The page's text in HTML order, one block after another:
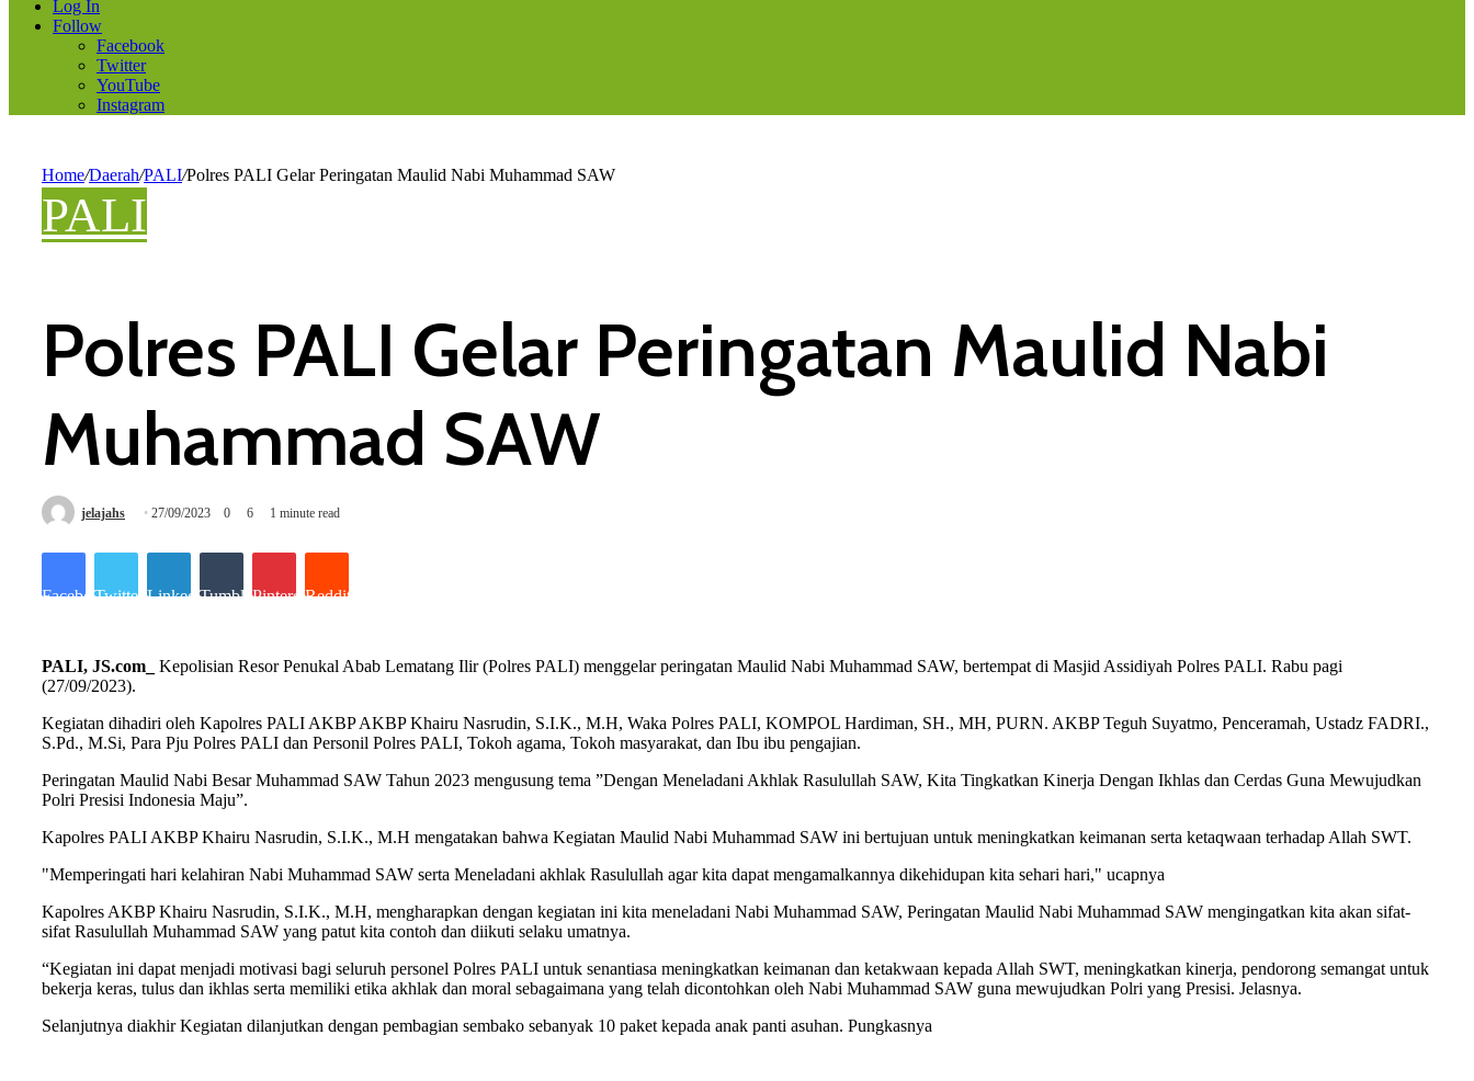
Log In
Follow
Facebook
Twitter
YouTube
Instagram
Home/Daerah/PALI/Polres PALI Gelar Peringatan Maulid Nabi Muhammad SAW
PALI
Polres PALI Gelar Peringatan Maulid Nabi
Muhammad SAW
jelajahs 27/09/2023 0 6 1 minute read
FacebookTwitter LinkedInTumblr PinterestReddit
PALI, JS.com_
Kepolisian Resor Penukal Abab Lematang Ilir (Polres PALI) menggelar peringatan Maulid Nabi Muhammad SAW, bertempat di Masjid Assidiyah Polres PALI. Rabu pagi
(27/09/2023).
Kegiatan dihadiri oleh Kapolres PALI AKBP AKBP Khairu Nasrudin, S.I.K., M.H, Waka Polres PALI, KOMPOL Hardiman, SH., MH, PURN. AKBP Teguh Suyatmo, Penceramah, Ustadz FADRI.,
S.Pd., M.Si, Para Pju Polres PALI dan Personil Polres PALI, Tokoh agama, Tokoh masyarakat, dan Ibu ibu pengajian.
Peringatan Maulid Nabi Besar Muhammad SAW Tahun 2023 mengusung tema ”Dengan Meneladani Akhlak Rasulullah SAW, Kita Tingkatkan Kinerja Dengan Ikhlas dan Cerdas Guna Mewujudkan
Polri Presisi Indonesia Maju”.
Kapolres PALI AKBP Khairu Nasrudin, S.I.K., M.H mengatakan bahwa Kegiatan Maulid Nabi Muhammad SAW ini bertujuan untuk meningkatkan keimanan serta ketaqwaan terhadap Allah SWT.
"Memperingati hari kelahiran Nabi Muhammad SAW serta Meneladani akhlak Rasulullah agar kita dapat mengamalkannya dikehidupan kita sehari hari," ucapnya
Kapolres AKBP Khairu Nasrudin, S.I.K., M.H, mengharapkan dengan kegiatan ini kita meneladani Nabi Muhammad SAW, Peringatan Maulid Nabi Muhammad SAW mengingatkan kita akan sifat-
sifat Rasulullah Muhammad SAW yang patut kita contoh dan diikuti selaku umatnya.
“Kegiatan ini dapat menjadi motivasi bagi seluruh personel Polres PALI untuk senantiasa meningkatkan keimanan dan ketakwaan kepada Allah SWT, meningkatkan kinerja, pendorong semangat untuk
bekerja keras, tulus dan ikhlas serta memiliki etika akhlak dan moral sebagaimana yang telah dicontohkan oleh Nabi Muhammad SAW guna mewujudkan Polri yang Presisi. Jelasnya.
Selanjutnya diakhir Kegiatan dilanjutkan dengan pembagian sembako sebanyak 10 paket kepada anak panti asuhan. Pungkasnya